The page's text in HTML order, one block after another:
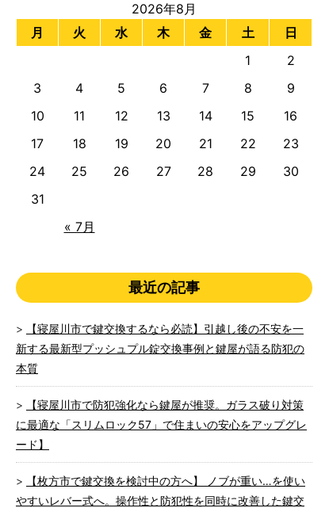
2026年8月
月
火 水 木 金 土 日
« 7月
1
2
3
4 5 6 7 8
9
10
11 12 13 14 15
16
17
18 19 20 21 22
23
24
25 26 27 28 29
30
31
最近の記事
【寝屋川市で鍵交換するなら必読】引越し後の不安を一
新する最新型プッシュプル錠交換事例と鍵屋が語る防犯の
本質
【寝屋川市で防犯強化なら鍵屋が推奨。ガラス破り対策
に最適な「スリムロック57」で住まいの安心をアップグレ
ード】
【枚方市で鍵交換を検討中の方へ】 ノブが重い…を使い
やすいレバー式へ。操作性と防犯性を同時に改善した鍵交